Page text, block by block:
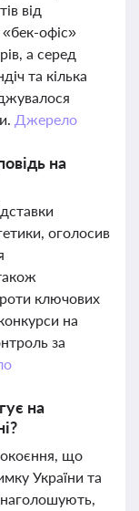
від
офіс»
а серед
та кілька
Джерело
на
оголосив
ключових
на
за
на
що
України та
наголошують,